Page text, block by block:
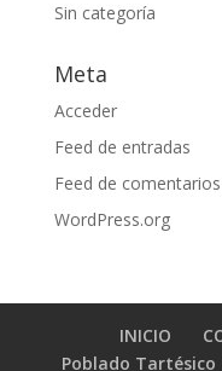
Sin categoría
Meta
Acceder
Feed de entradas
Feed de comentarios
WordPress.org
INICIO
Poblado Tartésico